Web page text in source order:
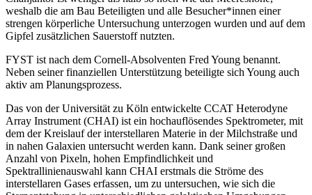
weshalb die am Bau Beteiligten und alle Besucher*innen einer
strengen körperliche Untersuchung unterzogen wurden und auf dem
Gipfel zusätzlichen Sauerstoff nutzten.
FYST ist nach dem Cornell-Absolventen Fred Young benannt.
Neben seiner finanziellen Unterstützung beteiligte sich Young auch
aktiv am Planungsprozess.
Das von der Universität zu Köln entwickelte CCAT Heterodyne
Array Instrument (CHAI) ist ein hochauflösendes Spektrometer, mit
dem der Kreislauf der interstellaren Materie in der Milchstraße und
in nahen Galaxien untersucht werden kann. Dank seiner großen
Anzahl von Pixeln, hohen Empfindlichkeit und
Spektrallinienauswahl kann CHAI erstmals die Ströme des
interstellaren Gases erfassen, um zu untersuchen, wie sich die